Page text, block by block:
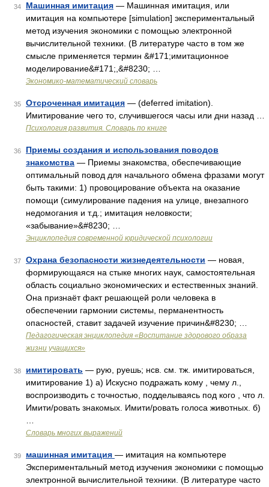
34 Машинная имитация — Машинная имитация, или
имитация на компьютере [simulation] экспериментальный
метод изучения экономики с помощью электронной
вычислительной техники. (В литературе часто в том же
смысле применяется термин &#171;имитационное
моделирование&#171;,&#8230; …
Экономико-математический словарь
35 Отсроченная имитация — (deferred imitation).
Имитирование чего то, случившегося часы или дни назад …
Психология развития. Словарь по книге
36
Приемы создания и использования поводов
знакомства — Приемы знакомства, обеспечивающие
оптимальный повод для начального обмена фразами могут
быть такими: 1) провоцирование объекта на оказание
помощи (симулирование падения на улице, внезапного
недомогания и т.д.; имитация неловкости;
«забывание»&#8230; …
Энциклопедия современной юридической психологии
37 Охрана безопасности жизнедеятельности — новая,
формирующаяся на стыке многих наук, самостоятельная
область социально экономических и естественных знаний.
Она признаёт факт решающей роли человека в
обеспечении гармонии системы, перманентность
опасностей, ставит задачей изучение причин&#8230; …
Педагогическая энциклопедия «Воспитание здорового образа
жизни учащихся»
38 имитировать — рую, руешь; нсв. см. тж. имитироваться,
имитирование 1) а) Искусно подражать кому , чему л.,
воспроизводить с точностью, подделываясь под кого , что л.
Имити/ровать знакомых. Имити/ровать голоса животных. б)
Словарь многих выражений
39 машинная имитация — имитация на компьютере
Экспериментальный метод изучения экономики с помощью
электронной вычислительной техники. (В литературе часто